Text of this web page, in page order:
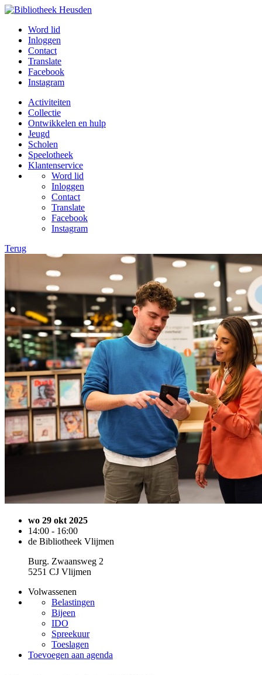
Word lid
Inloggen
Contact
Translate
Facebook
Instagram
Activiteiten
Collectie
Ontwikkelen en hulp
Jeugd
Scholen
Speelotheek
Klantenservice
Word lid
Inloggen
Contact
Translate
Facebook
Instagram
Terug
wo 29 okt 2025
14:00 - 16:00
de Bibliotheek Vlijmen
Burg. Zwaansweg 2
5251 CJ Vlijmen
Volwassenen
Belastingen
Bijeen
IDO
Spreekuur
Toeslagen
Toevoegen aan agenda